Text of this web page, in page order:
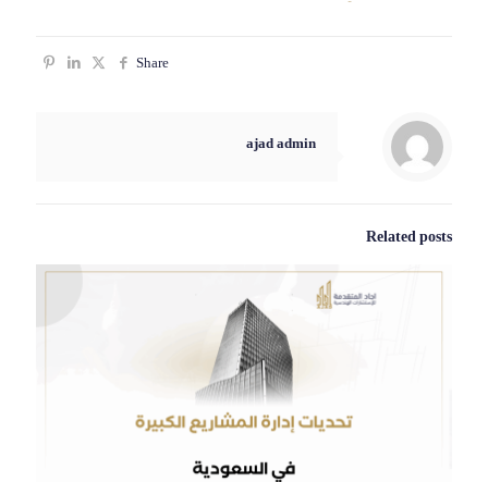
Share
ajad admin
Related posts